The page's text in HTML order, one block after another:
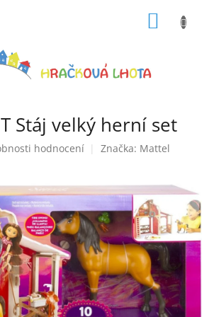
Stáj velký herní set
hodnocení Značka: Mattel